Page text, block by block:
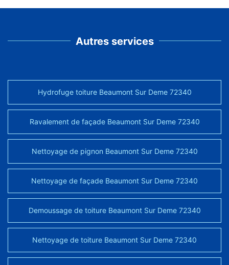
Autres services
Hydrofuge toiture Beaumont Sur Deme 72340
Ravalement de façade Beaumont Sur Deme 72340
Nettoyage de pignon Beaumont Sur Deme 72340
Nettoyage de façade Beaumont Sur Deme 72340
Demoussage de toiture Beaumont Sur Deme 72340
Nettoyage de toiture Beaumont Sur Deme 72340